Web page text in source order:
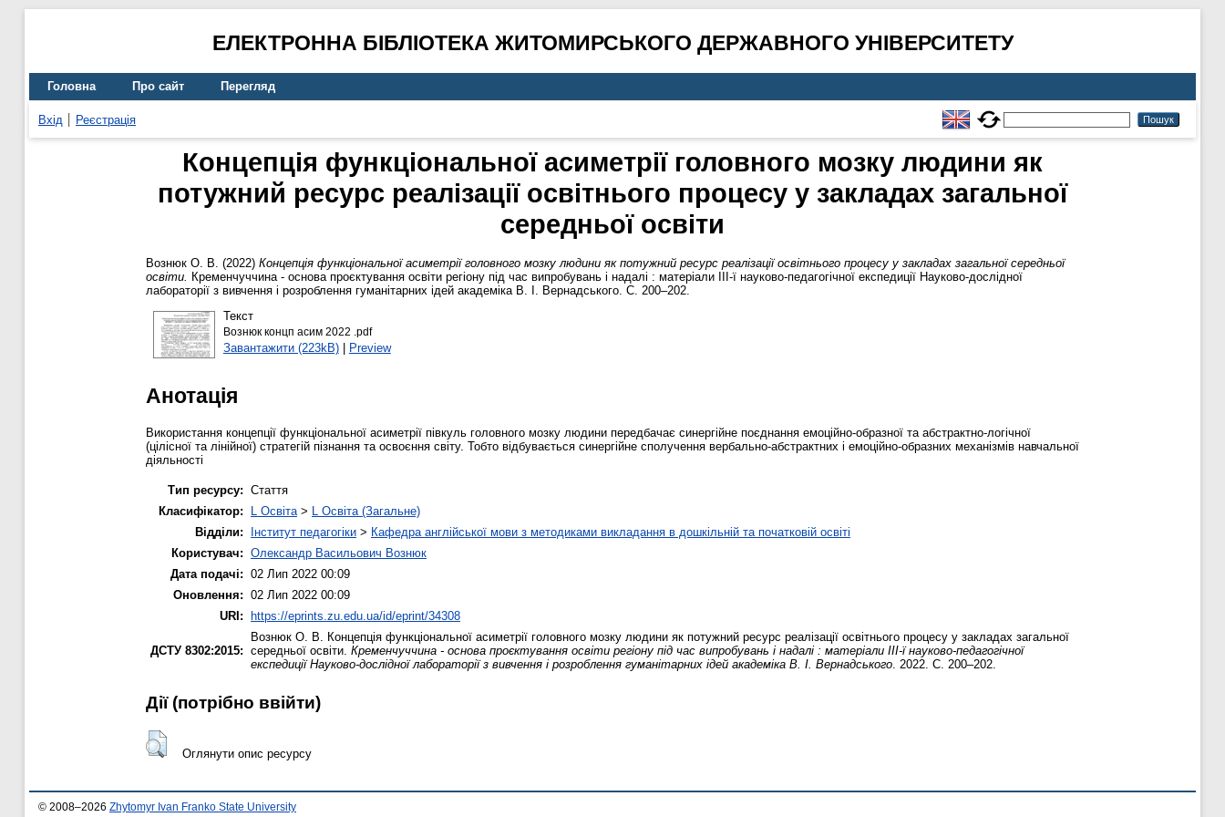
ЕЛЕКТРОННА БІБЛІОТЕКА ЖИТОМИРСЬКОГО ДЕРЖАВНОГО УНІВЕРСИТЕТУ
Головна Про сайт Перегляд
Вхід Реєстрація
Концепція функціональної асиметрії головного мозку людини як
потужний ресурс реалізації освітнього процесу у закладах загальної
середньої освіти
Вознюк О. В. (2022) Концепція функціональної асиметрії головного мозку людини як потужний ресурс реалізації освітнього процесу у закладах загальної середньої
освіти. Кременчуччина - основа проєктування освіти регіону під час випробувань і надалі : матеріали ІІІ-ї науково-педагогічної експедиції Науково-дослідної
лабораторії з вивчення і розроблення гуманітарних ідей академіка В. І. Вернадського. С. 200–202.
Текст
Вознюк концп асим 2022 .pdf
Завантажити (223kB)| Preview
Анотація
Використання концепції функціональної асиметрії півкуль головного мозку людини передбачає синергійне поєднання емоційно-образної та абстрактно-логічної
(цілісної та лінійної) стратегій пізнання та освоєння світу. Тобто відбувається синергійне сполучення вербально-абстрактних і емоційно-образних механізмів навчальної
діяльності
Тип ресурсу: Стаття
Класифікатор:
L Освіта > L Освіта (Загальне)
Відділи:
Інститут педагогіки > Кафедра англійської мови з методиками викладання в дошкільній та початковій освіті
Користувач: Олександр Васильович Вознюк
Дата подачі: 02 Лип 2022 00:09
Оновлення: 02 Лип 2022 00:09
URI: https://eprints.zu.edu.ua/id/eprint/34308
ДСТУ 8302:2015:
Вознюк О. В.
Концепція функціональної асиметрії головного мозку людини як потужний ресурс реалізації освітнього процесу у закладах загальної
середньої освіти. Кременчуччина - основа проєктування освіти регіону під час випробувань і надалі : матеріали ІІІ-ї науково-педагогічної
експедиції Науково-дослідної лабораторії з вивчення і розроблення гуманітарних ідей академіка В. І. Вернадського . 2022. С. 200–202.
Дії ​​(потрібно ввійти)
Оглянути опис ресурсу
© 2008–2026 Zhytomyr Ivan Franko State University